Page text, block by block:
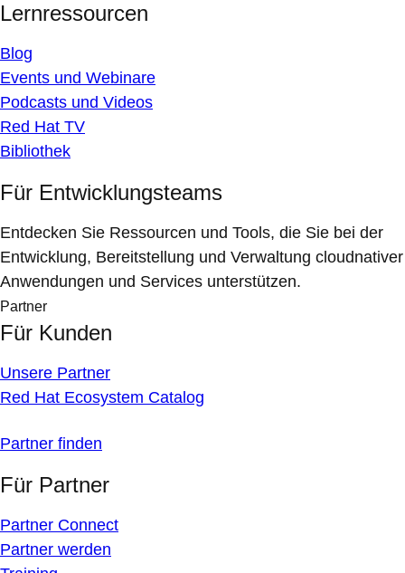
Lernressourcen
Blog
Events und Webinare
Podcasts und Videos
Red Hat TV
Bibliothek
Für Entwicklungsteams
Entdecken Sie Ressourcen und Tools, die Sie bei der
Entwicklung, Bereitstellung und Verwaltung cloudnativer
Anwendungen und Services unterstützen.
Partner
Für Kunden
Unsere Partner
Red Hat Ecosystem Catalog
Partner finden
Für Partner
Partner Connect
Partner werden